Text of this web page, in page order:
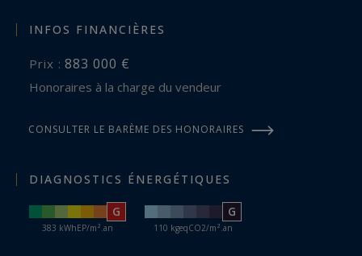
INFOS FINANCIÈRES
Prix : 883 000 €
Honoraires à la charge du vendeur
CONSULTER LE BARÈME DES HONORAIRES
DIAGNOSTICS ÉNERGÉTIQUES
G
383 kWhEP/m².an
G
110 kgeqCO2/m².an